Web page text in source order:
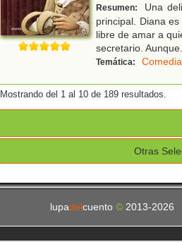
Resumen:
Una
principal. Diana
libre de amar a
secretario. Aunque
Temática:
Mostrando del 1 al 10 de 189 resultados.
Otras
lupadel cuento © 2013-2026